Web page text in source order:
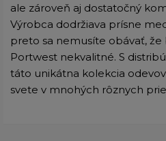
ale zároveň aj dostatočný
Výrobca dodržiava prísne
preto sa nemusíte obávať,
Portwest nekvalitné. S
táto unikátna kolekcia
svete v mnohých rôznych